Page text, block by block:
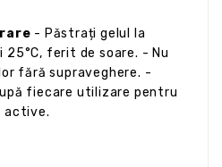
- Păstrați gelul la
ferit de soare. - Nu
fără supraveghere. -
fiecare utilizare pentru
active.